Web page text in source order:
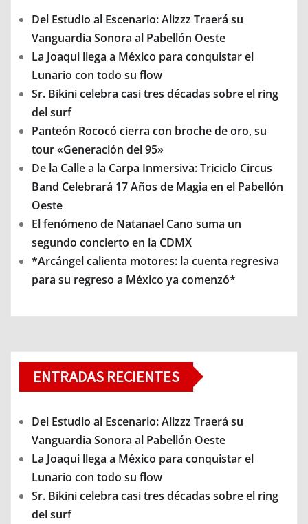
Del Estudio al Escenario: Alizzz Traerá su
Vanguardia Sonora al Pabellón Oeste
La Joaqui llega a México para conquistar el
Lunario con todo su flow
Sr. Bikini celebra casi tres décadas sobre el ring
del surf
Panteón Rococó cierra con broche de oro, su
tour «Generación del 95»
De la Calle a la Carpa Inmersiva: Triciclo Circus
Band Celebrará 17 Años de Magia en el Pabellón
Oeste
El fenómeno de Natanael Cano suma un
segundo concierto en la CDMX
*Arcángel calienta motores: la cuenta regresiva
para su regreso a México ya comenzó*
ENTRADAS RECIENTES
Del Estudio al Escenario: Alizzz Traerá su
Vanguardia Sonora al Pabellón Oeste
La Joaqui llega a México para conquistar el
Lunario con todo su flow
Sr. Bikini celebra casi tres décadas sobre el ring
del surf